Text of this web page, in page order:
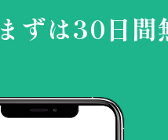
まずは30日間